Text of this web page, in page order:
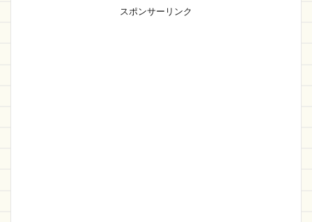
スポンサーリンク